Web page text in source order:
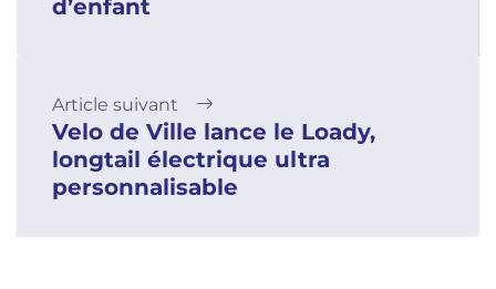
d’enfant
Article suivant
Velo de Ville lance le Loady,
longtail électrique ultra
personnalisable